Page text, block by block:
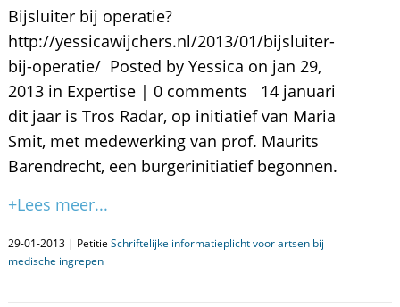
Bijsluiter bij operatie?
http://yessicawijchers.nl/2013/01/bijsluiter-
bij-operatie/ Posted by Yessica on jan 29,
2013 in Expertise | 0 comments 14 januari
dit jaar is Tros Radar, op initiatief van Maria
Smit, met medewerking van prof. Maurits
Barendrecht, een burgerinitiatief begonnen.
+Lees meer...
29-01-2013 | Petitie Schriftelijke informatieplicht voor artsen bij
medische ingrepen